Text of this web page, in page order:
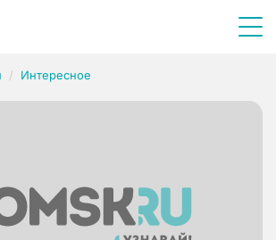
Интересное